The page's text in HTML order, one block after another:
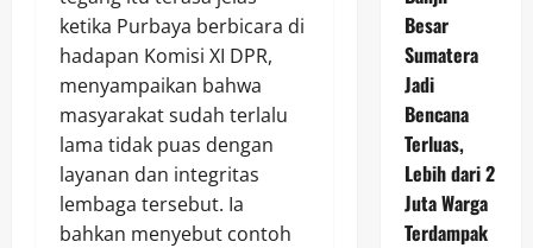
ketika Purbaya berbicara di
hadapan Komisi XI DPR,
menyampaikan bahwa
masyarakat sudah terlalu
lama tidak puas dengan
layanan dan integritas
lembaga tersebut. Ia
bahkan menyebut contoh
Besar
Sumatera
Jadi
Bencana
Terluas,
Lebih dari 2
Juta Warga
Terdampak